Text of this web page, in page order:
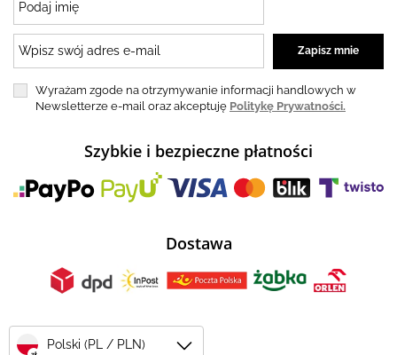
Wyrażam zgode na otrzymywanie informacji handlowych w
Newsletterze e-mail oraz akceptuję Politykę Prywatności.
Szybkie i bezpieczne płatności
Dostawa
Polski (PL / PLN)